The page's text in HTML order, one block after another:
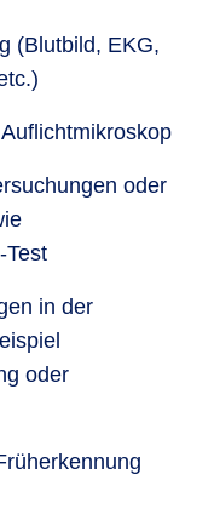
(Blutbild, EKG,
oder
Test
in der
oder